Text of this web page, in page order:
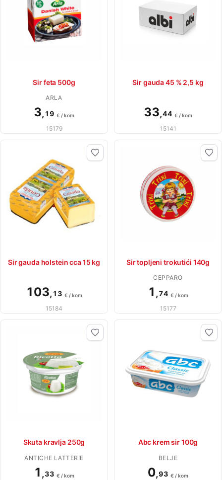
Sir feta 500g
ARLA
3, 19 € / kom
15179
Sir gauda 45 % 2,5 kg
33,44 € / kom
15141
Sir gauda holstein cca 15 kg
103, 13 € / kom
15184
Sir topljeni trokutići 140g
CEPPARO
1 ,74 € / kom
15177
Skuta kravlja 250g
ANTICHE LATTERIE
1 ,33 € / kom
Abc krem sir 100g
BELJE
0,93 € / kom